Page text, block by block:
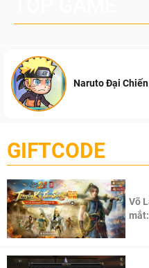
Naruto Đại
GIFTCODE
Võ